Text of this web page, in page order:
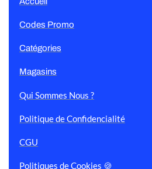
Codes Promo
Catégories
Magasins
Qui Sommes Nous ?
Politique de Confidencialité
CGU
Politiques de Cookies 🍪